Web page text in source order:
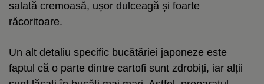
salată cremoasă, ușor dulceagă și foarte
răcoritoare.
Un alt detaliu specific bucătăriei japoneze este
faptul că o parte dintre cartofi sunt zdrobiți, iar alții